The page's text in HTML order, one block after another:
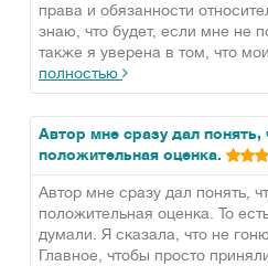
права и обязанности
знаю, что будет, если мне не
также я уверена в том, что
полностью
Автор мне сразу дал понять,
положительная оценка.
Автор мне сразу дал понять,
положительная оценка. То
думали. Я сказала, что не
Главное, чтобы просто